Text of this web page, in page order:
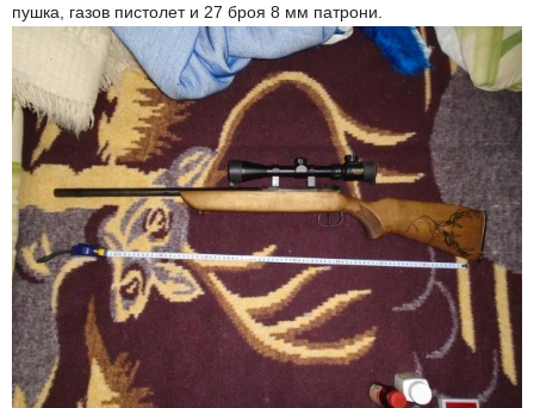
пушка, газов пистолет и 27 броя 8 мм патрони.